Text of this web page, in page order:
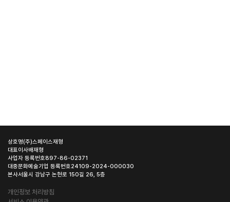
상호명(주)스페이스재형
대표이사배재형
사업자 등록번호897-86-02371
대중문화예술기업 등록번호24109-2024-000030
본사서울시 강남구 논현로 150길 26, 5층
개인정보 처리방침